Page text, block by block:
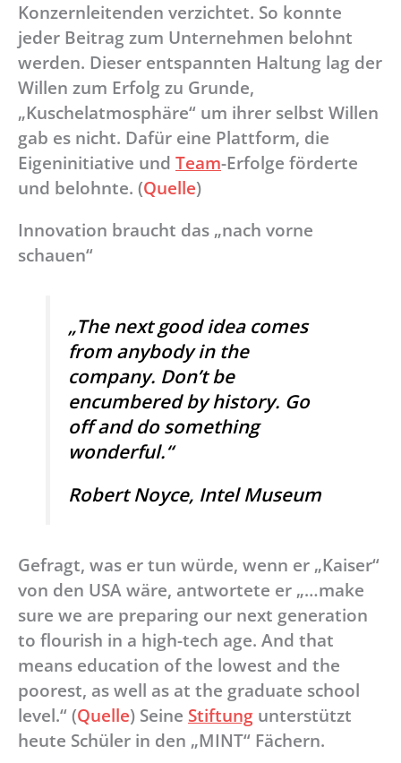
Konzernleitenden verzichtet. So konnte
jeder Beitrag zum Unternehmen belohnt
werden. Dieser entspannten Haltung lag der
Willen zum Erfolg zu Grunde,
„Kuschelatmosphäre“ um ihrer selbst Willen
gab es nicht. Dafür eine Plattform, die
Eigeninitiative und Team-Erfolge förderte
und belohnte. (Quelle)
Innovation braucht das „nach vorne
schauen“
„The next good idea comes
from anybody in the
company. Don’t be
encumbered by history. Go
off and do something
wonderful.“
Robert Noyce, Intel Museum
Gefragt, was er tun würde, wenn er „Kaiser“
von den USA wäre, antwortete er „…make
sure we are preparing our next generation
to flourish in a high-tech age. And that
means education of the lowest and the
poorest, as well as at the graduate school
level.“ (Quelle) Seine Stiftung unterstützt
heute Schüler in den „MINT“ Fächern.